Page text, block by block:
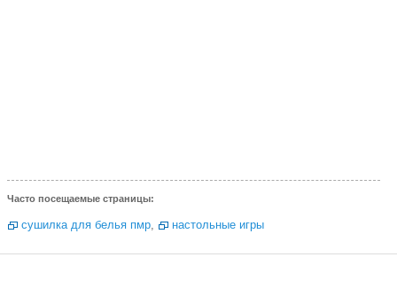
Часто посещаемые страницы:
сушилка для белья пмр, настольные игры